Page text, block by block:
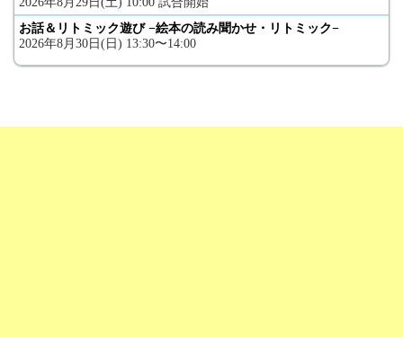
お話＆リトミック遊び −絵本の読み聞かせ・リトミック−
2026年8月30日(日) 13:30〜14:00